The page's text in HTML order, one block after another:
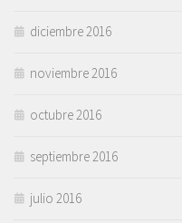
diciembre 2016
noviembre 2016
octubre 2016
septiembre 2016
julio 2016